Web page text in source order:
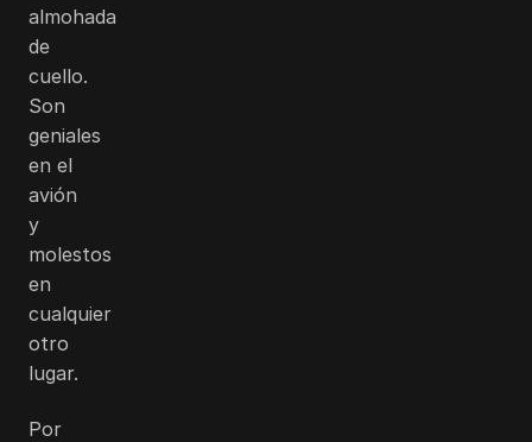
almohada
de
cuello.
Son
geniales
en el
avión
y
molestos
en
cualquier
otro
lugar.
Por